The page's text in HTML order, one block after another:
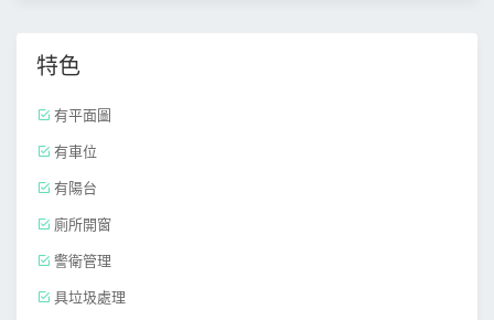
特色
有平面圖
有車位
有陽台
廁所開窗
警衛管理
具垃圾處理